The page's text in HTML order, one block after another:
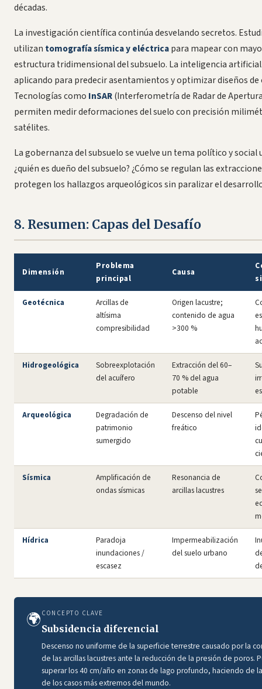
décadas.
La investigación científica continúa desvelando secretos.
utilizan tomografía sísmica y eléctricapara mapear con
estructura tridimensional del subsuelo. La inteligencia
aplicando para predecir asentamientos y optimizar diseños
Tecnologías como InSAR(Interferometría de Radar de
permiten medir deformaciones del suelo con precisión
satélites.
La gobernanza del subsuelo se vuelve un tema político y social
¿quién es dueño del subsuelo? ¿Cómo se regulan las
protegen los hallazgos arqueológicos sin paralizar el
8. Resumen: Capas del Desafío
Dimensión
Problema
principal
Causa
Geotécnica
Arcillas de
altísima
compresibilidad
Origen lacustre;
contenido de agua
>300 %
Hidrogeológica
Sobreexplotación
del acuífero
Extracción del 60–
70 % del agua
potable
Arqueológica
Degradación de
patrimonio
sumergido
Descenso del nivel
freático
Sísmica
Amplificación de
ondas sísmicas
Resonancia de
arcillas lacustres
Hídrica
Paradoja
inundaciones /
escasez
Impermeabilización
del suelo urbano
🌍 CONCEPTO CLAVE
Subsidencia diferencial
Descenso no uniforme de la superficie terrestre causado por la
de las arcillas lacustres ante la reducción de la presión de poros.
superar los 40 cm/año en zonas de lago profundo, haciendo de la
de los casos más extremos del mundo.